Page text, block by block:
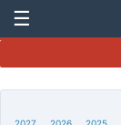
☰